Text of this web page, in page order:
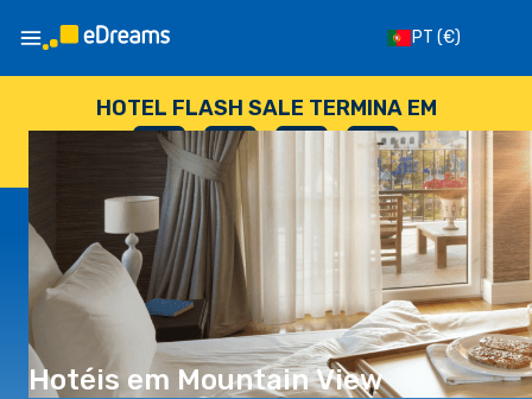
PT (€)
HOTEL FLASH SALE TERMINA EM
--
DIAS
: --
HORAS
: --
SEGUNDOS
Hotéis em Mountain View